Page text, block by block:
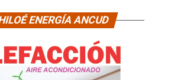
ENERGÍA ANCUD